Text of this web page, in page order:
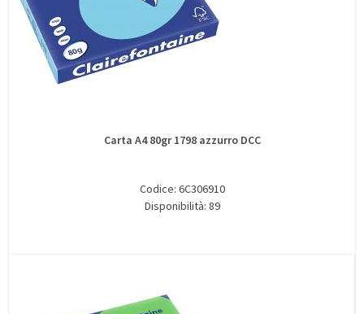
Carta A4 80gr 1798 azzurro DCC
Codice: 6C306910
Disponibilità: 89